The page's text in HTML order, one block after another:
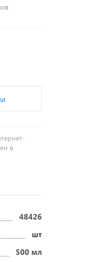
в
48426
шт
500 мл